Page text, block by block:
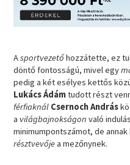
Asportvezetőhozzátette, ez
döntő fontosságú, mivel egy
pedig a két esélyes kettős
Lukács Ádámtudott részt
férfiaknál Csernoch András
a világbajnokságon való
minimumpontszámot, de
résztvevőjea mezőnynek.